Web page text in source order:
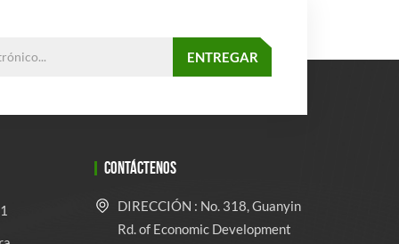
CONTÁCTENOS
DIRECCIÓN : No. 318, Guanyin
Rd. of Economic Development